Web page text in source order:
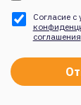
Согласие с
соглашения